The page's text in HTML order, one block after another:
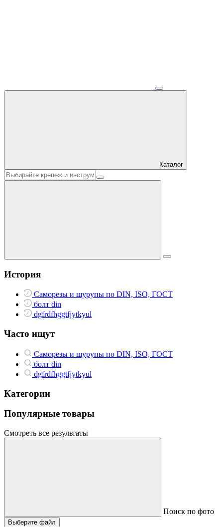
Каталог
История
Саморезы и шурупы по DIN, ISO, ГОСТ
болт din
dgfrdfhggtfjytkyul
Часто ищут
Саморезы и шурупы по DIN, ISO, ГОСТ
болт din
dgfrdfhggtfjytkyul
Категории
Популярные товары
Смотреть все результаты
Поиск по фото
Выберите файл